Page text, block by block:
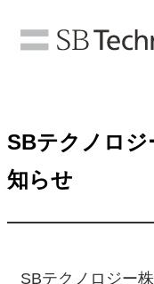
SBテクノロジ
知らせ
SBテクノロジー